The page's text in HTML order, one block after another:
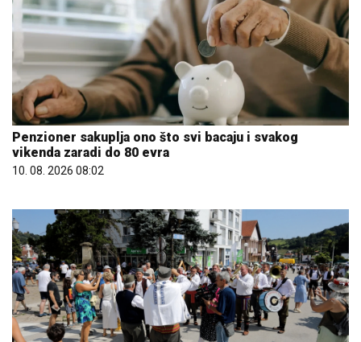
Penzioner sakuplja ono što svi bacaju i svakog
vikenda zaradi do 80 evra
10. 08. 2026 08:02